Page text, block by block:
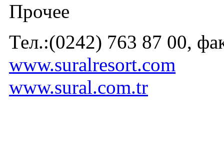
Прочее
Тел.:(0242) 763 87 00,
www.suralresort.com
www.sural.com.tr